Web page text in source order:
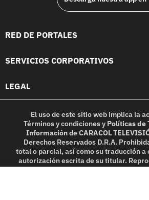
RED DE PORTALES
SERVICIOS CORPORATIVOS
LEGAL
El uso de este sitio web implica la
Términos y condicionesy Políticas de
InformacióndeCARACOL
Derechos Reservados D.R.A.
total o parcial, así como su traducción
autorización escrita de su titular.
in part, or translation without